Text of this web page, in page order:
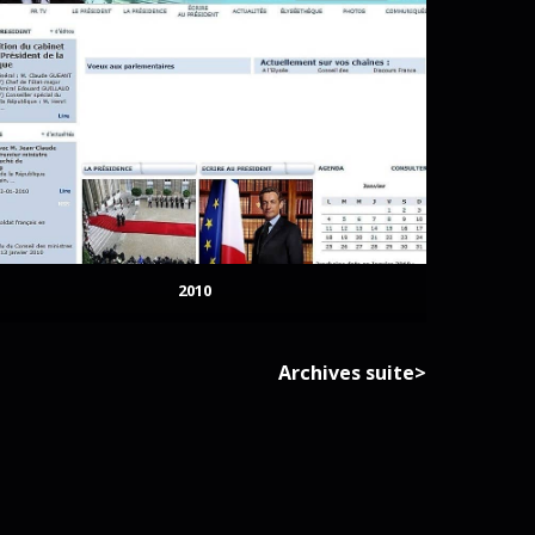
2010
Archives suite>